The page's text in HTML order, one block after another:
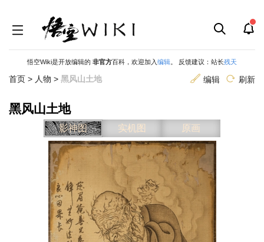
悟空Wiki是开放编辑的 非官方百科，欢迎加入编辑 。 反馈建议：站长残天
首页 > 人物 > 黑风山土地 编辑 刷新
黑风山土地
影神图 实机图 原画